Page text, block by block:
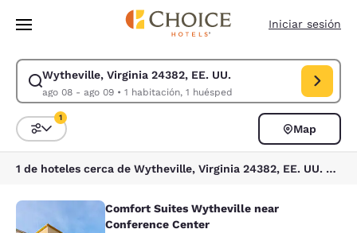
Pasar A Contenido Principal
Iniciar sesión
Wytheville, Virginia 24382, EE. UU.
ago 08 - ago 09• 1 habitación, 1 huésped
Modificar la búsqueda de Wytheville, Virginia 24382, EE. UU.. Fecha
Ordenar y filtrar
1
Map
1 de hoteles cerca de Wytheville, Virginia 24382, EE. UU. coinciden con tus filtros
Comfort Suites Wytheville near
Comfort Suites Wytheville near
Conference Center